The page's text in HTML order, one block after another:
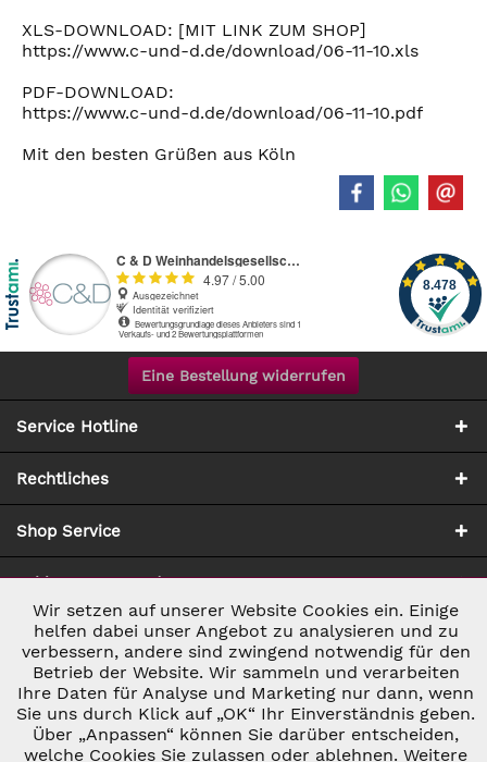
XLS-DOWNLOAD: [MIT LINK ZUM SHOP]
https://www.c-und-d.de/download/06-11-10.xls
PDF-DOWNLOAD:
https://www.c-und-d.de/download/06-11-10.pdf
Mit den besten Grüßen aus Köln
Eine Bestellung widerrufen
Service Hotline
Rechtliches
Shop Service
Zahlung & Versand
* ALLE PREISE INKL. GESETZL. UMSATZSTEUER ZZGL.
VERSANDKOSTENUND GGF. NACHNAHMEGEBÜHREN, WENN NICHT
Notwendig Aktiv
Marketing Inaktiv
Tracking Inaktiv
Wir setzen auf unserer Website Cookies ein. Einige
helfen dabei unser Angebot zu analysieren und zu
verbessern, andere sind zwingend notwendig für den
Betrieb der Website. Wir sammeln und verarbeiten
Ihre Daten für Analyse und Marketing nur dann, wenn
Sie uns durch Klick auf „OK“ Ihr Einverständnis geben.
Über „Anpassen“ können Sie darüber entscheiden,
welche Cookies Sie zulassen oder ablehnen. Weitere